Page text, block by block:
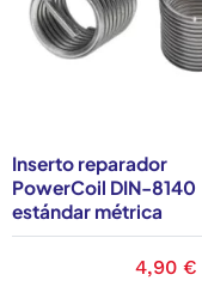
Inserto reparador
PowerCoil DIN-8140
estándar métrica
Precio
4,90 €